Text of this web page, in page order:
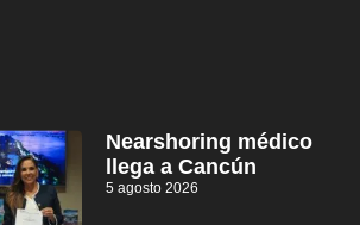
Nearshoring médico
llega a Cancún
5 agosto 2026